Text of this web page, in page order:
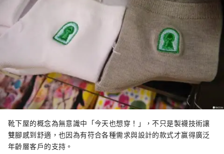
靴下屋的概念為無意識中「今天也想穿！」，不只是製襪技術讓
雙腳感到舒適，也因為有符合各種需求與設計的款式才贏得廣泛
年齡層客戶的支持。